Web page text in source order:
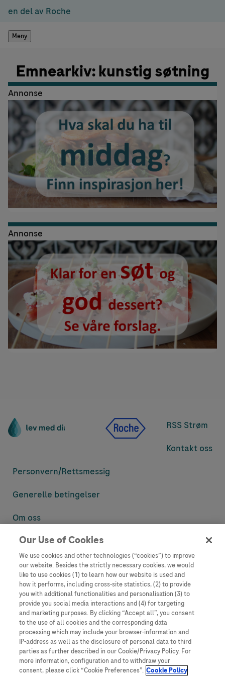
en del av Roche
Meny
Emnearkiv: kunstig søtning
Annonse
Annonse
RSS Strøm
Kontakt oss
Personvern/Rettsmessig
Generelle betingelser
Om oss
Denne nettsiden inneholder informasjon som er målsatt til en stor
informasjon som ellers ikke er tilgjengelig eller gyldig i ditt land.
Vennligst vær oppmerksom på at vi ikke tar noe ansvar for tilgang til
informasjon som muligens ikke er i samsvar med noen gyldig juridisk
prosess, regulering, registrering eller bruk i bostedslandet ditt.
Roche har ikke alltid mulighet til å kvalitetssikre andres innlegg, men
vil fjerne villedende eller upassende innlegg så langt det lar seg gjøre.
Vi har ikke ansvar for innhold på eksterne nettsider som det lenkes til.
Kopiering av materiale fra dette nettstedet for bruk annet sted er ikke
tillatt uten avtale. Nettstedet selger plass til annonsører, og slikt
innhold er merket.
Dette nettstedet er ikke beregnet for å rapportere bivirkninger eller
Our Use of Cookies
We use cookies and other technologies (“cookies”) to improve
our website. Besides the strictly necessary cookies, we would
like to use cookies (1) to learn how our website is used and
how it performs, including cross-site statistics, (2) to provide
you with additional functionalities and personalisation (3) to
provide you social media interactions and (4) for targeting
and marketing purposes. By clicking “Accept all”, you consent
to the use of all cookies and the corresponding data
processing which may include your browser-information and
IP-address as well as the disclosure of personal data to third
parties as further described in our Cookie/Privacy Policy. For
more information, configuration and to withdraw your
consent, please click “Cookie Preferences”. Cookie Policy